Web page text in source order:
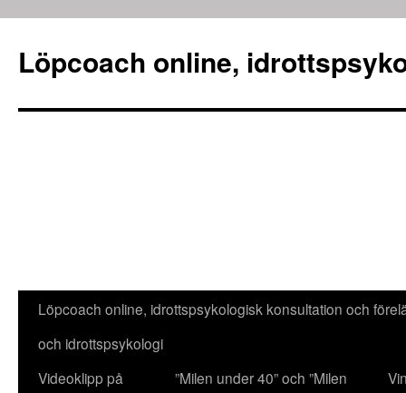
Löpcoach online,
Hoppa
till
innehåll
Löpcoach online, idrottspsykologisk konsultation och
och idrottspsykologi
Videoklipp på
”Milen under 40” och ”Milen